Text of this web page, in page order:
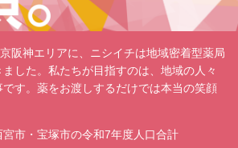
阪神エリアに、ニシイチは地域密着型薬局
した。私たちが目指すのは、地域の人々
す。薬をお渡しするだけでは本当の笑顔
市・宝塚市の令和7年度人口合計